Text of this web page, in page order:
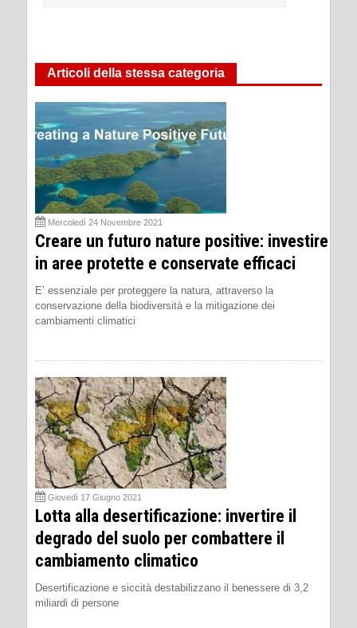
Articoli della stessa categoria
Mercoledì 24 Novembre 2021
Creare un futuro nature positive: investire
in aree protette e conservate efficaci
E’ essenziale per proteggere la natura, attraverso la
conservazione della biodiversità e la mitigazione dei
cambiamenti climatici
Giovedì 17 Giugno 2021
Lotta alla desertificazione: invertire il
degrado del suolo per combattere il
cambiamento climatico
Desertificazione e siccità destabilizzano il benessere di 3,2
miliardi di persone